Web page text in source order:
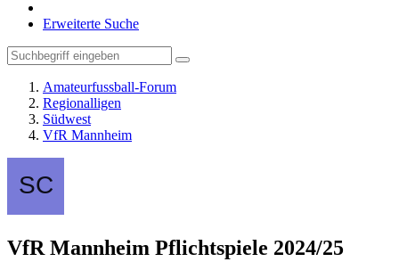
Erweiterte Suche
Amateurfussball-Forum
Regionalligen
Südwest
VfR Mannheim
VfR Mannheim Pflichtspiele 2024/25